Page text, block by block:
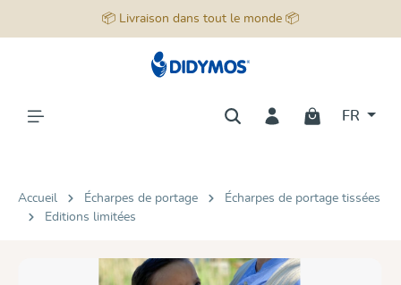
📦 Livraison dans tout le monde 📦
FR
Accueil Écharpes de portage
Écharpes de portage tissées
Editions limitées
Ignorer la galerie d'images